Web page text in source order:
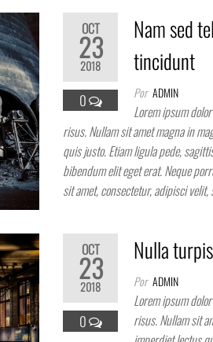
OCT
23
2018
0
Nam sed
tincidunt
Por ADMIN
Lorem ipsum
risus. Nullam sit amet magna in
quis justo. Etiam ligula pede,
bibendum elit eget erat. Neque
sit amet, consectetur, adipisci
OCT
23
2018
0
Nulla
Por ADMIN
Lorem ipsum
risus. Nullam sit